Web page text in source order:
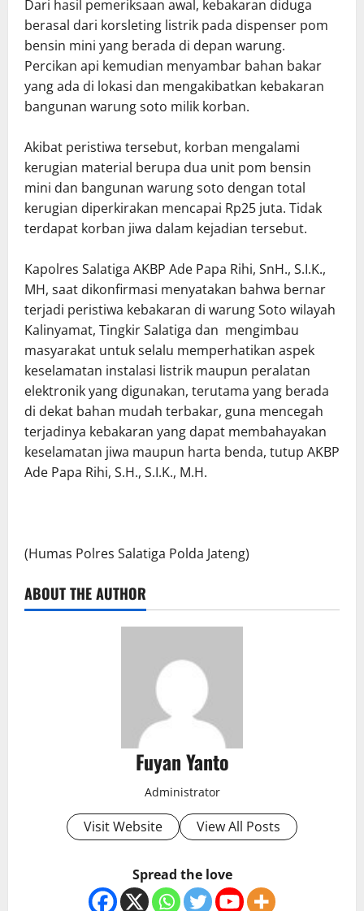
Dari hasil pemeriksaan awal, kebakaran diduga
berasal dari korsleting listrik pada dispenser pom
bensin mini yang berada di depan warung.
Percikan api kemudian menyambar bahan bakar
yang ada di lokasi dan mengakibatkan kebakaran
bangunan warung soto milik korban.
Akibat peristiwa tersebut, korban mengalami
kerugian material berupa dua unit pom bensin
mini dan bangunan warung soto dengan total
kerugian diperkirakan mencapai Rp25 juta. Tidak
terdapat korban jiwa dalam kejadian tersebut.
Kapolres Salatiga AKBP Ade Papa Rihi, SnH., S.I.K.,
MH, saat dikonfirmasi menyatakan bahwa bernar
terjadi peristiwa kebakaran di warung Soto wilayah
Kalinyamat, Tingkir Salatiga dan mengimbau
masyarakat untuk selalu memperhatikan aspek
keselamatan instalasi listrik maupun peralatan
elektronik yang digunakan, terutama yang berada
di dekat bahan mudah terbakar, guna mencegah
terjadinya kebakaran yang dapat membahayakan
keselamatan jiwa maupun harta benda, tutup AKBP
Ade Papa Rihi, S.H., S.I.K., M.H.
(Humas Polres Salatiga Polda Jateng)
ABOUT THE AUTHOR
Fuyan Yanto
Administrator
Visit Website View All Posts
Spread the love